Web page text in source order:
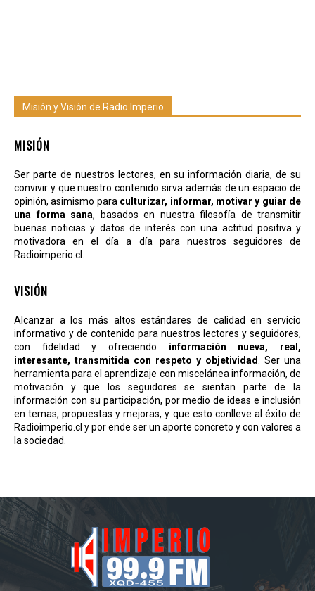
Misión y Visión de Radio Imperio
MISIÓN
Ser parte de nuestros lectores, en su información diaria, de su
convivir y que nuestro contenido sirva además de un espacio de
opinión, asimismo para culturizar, informar, motivar y guiar de
una forma sana, basados en nuestra filosofía de transmitir
buenas noticias y datos de interés con una actitud positiva y
motivadora en el día a día para nuestros seguidores de
Radioimperio.cl.
VISIÓN
Alcanzar a los más altos estándares de calidad en servicio
informativo y de contenido para nuestros lectores y seguidores,
con fidelidad y ofreciendo información nueva, real,
interesante, transmitida con respeto y objetividad . Ser una
herramienta para el aprendizaje con miscelánea información, de
motivación y que los seguidores se sientan parte de la
información con su participación, por medio de ideas e inclusión
en temas, propuestas y mejoras, y que esto conlleve al éxito de
Radioimperio.cl y por ende ser un aporte concreto y con valores a
la sociedad.